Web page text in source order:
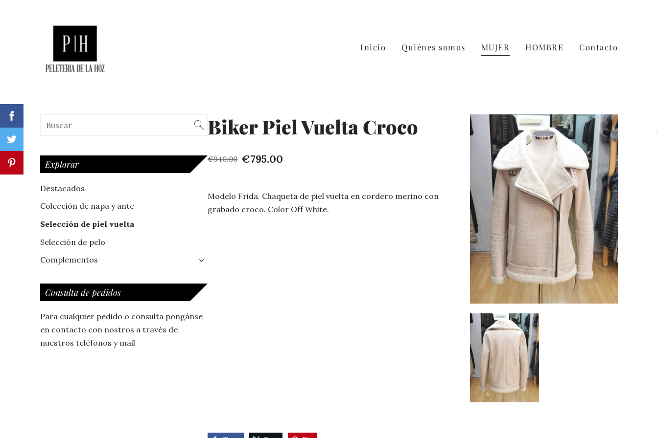
Inicio Quiénes somos MUJER HOMBRE Contacto
Explorar
Destacados
Colección de napa y ante
Selección de piel vuelta
Selección de pelo
Complementos
›
Consulta de pedidos
Para cualquier pedido o consulta pongánse
en contacto con nostros a través de
nuestros teléfonos y mail
Biker Piel Vuelta Croco
€940.00 €795.00
Modelo Frida. Chaqueta de piel vuelta en cordero merino con
grabado croco. Color Off White.